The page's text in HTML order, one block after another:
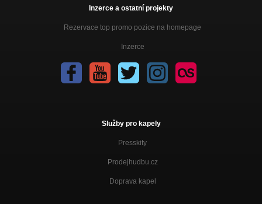
Inzerce a ostatní projekty
Rezervace top promo pozice na homepage
Inzerce
Služby pro kapely
Presskity
Prodejhudbu.cz
Doprava kapel